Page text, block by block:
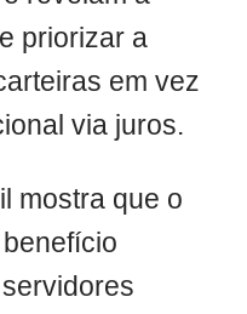
priorizar a
em vez
via juros.
mostra que o